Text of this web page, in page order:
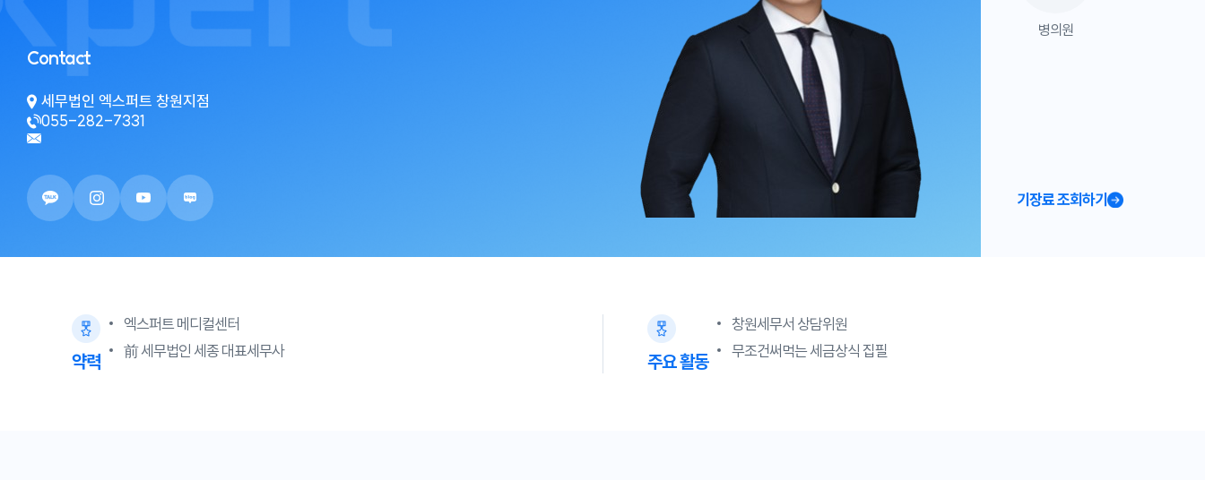
Contact
세무법인 엑스퍼트 창원지점
055-282-7331
병의원
기장료 조회하기
약력
엑스퍼트 메디컬센터
前 세무법인 세종 대표세무사
주요 활동
창원세무서 상담위원
무조건써먹는 세금상식 집필